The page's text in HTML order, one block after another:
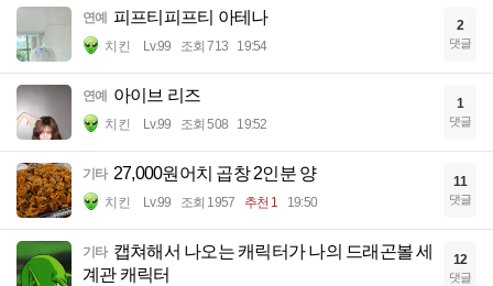
연예 피프티피프티 아테나
치킨 Lv.99 조회 713 19:54
2
댓글
연예 아이브 리즈
치킨 Lv.99 조회 508 19:52
1
댓글
기타 27,000원어치 곱창 2인분 양
치킨 Lv.99 조회 1957 추천 1 19:50
11
댓글
기타 캡쳐해서 나오는 캐릭터가 나의 드래곤볼 세
계관 캐릭터
12
댓글